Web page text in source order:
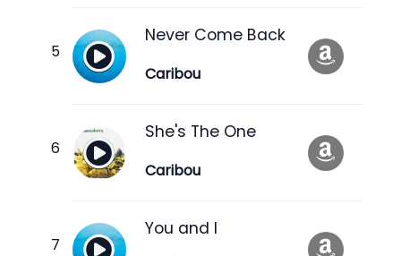
Never Come Back
Caribou
She's The One
Caribou
You and I